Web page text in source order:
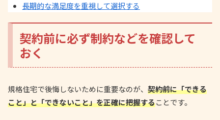
長期的な満足度を重視して選択する
契約前に必ず制約などを確認して
おく
規格住宅で後悔しないために重要なのが、 契約前に「できる
こと」と「できないこと」を正確に把握することです。